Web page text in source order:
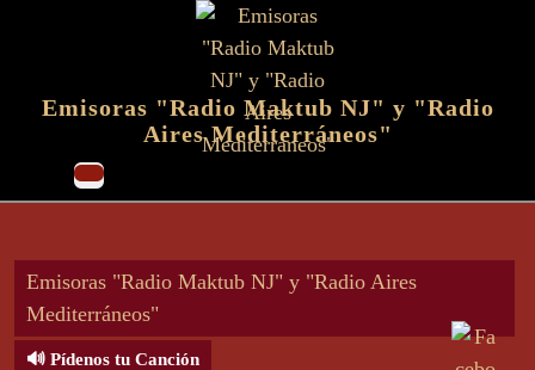
Emisoras "Radio Maktub NJ" y "Radio
Aires Mediterráneos"
Open
Button
Emisoras "Radio Maktub NJ" y "Radio Aires
Mediterráneos"
🔊 Pídenos tu Canción